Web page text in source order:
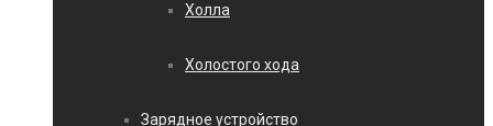
Холла
Холостого хода
Зарядное устройство